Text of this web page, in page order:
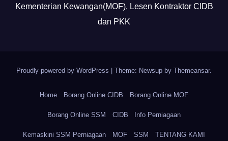
Kementerian Kewangan(MOF), Lesen Kontraktor CIDB
dan PKK
Proudly powered by WordPress Theme: Newsup by Themeansar.
Home Borang Online CIDB Borang Online MOF
Borang Online SSM CIDB Info Perniagaan
Kemaskini SSM Perniagaan MOF SSM TENTANG KAMI